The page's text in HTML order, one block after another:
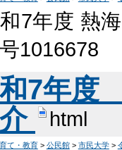
7年度 熱
1016678
7年度
html
て・教育> 公民館> 市民大学>